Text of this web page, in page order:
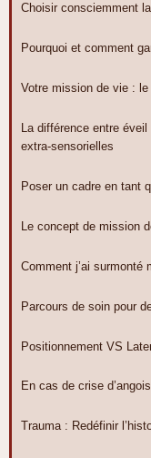
Choisir consciemment
Pourquoi et comment
Votre mission de vie :
La différence entre
extra-sensorielles
Poser un cadre en tant
Le concept de mission
Comment j’ai surmonté
Parcours de soin pour
Positionnement VS
En cas de crise
Trauma : Redéfinir